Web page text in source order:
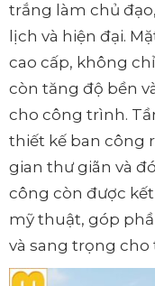
trắng làm chủ
lịch và hiện đại.
cao cấp, không
còn tăng độ bền
cho công trình.
thiết kế ban công
gian thư giãn và
công còn được
mỹ thuật, góp
và sang trọng